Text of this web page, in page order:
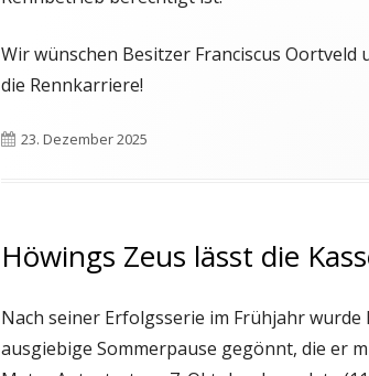
Wir wünschen Besitzer Franciscus
die Rennkarriere!
Veröffentlicht
23. Dezember 2025
Höwings Zeus lässt die
Nach seiner Erfolgsserie im Frühjahr
ausgiebige Sommerpause gegönnt, die er